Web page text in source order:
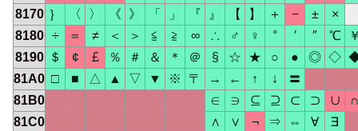
8170 ｝ 〈 〉 《 》 「 」 『 』 【 】 ＋ − ±
×
8180
÷ ＝ ≠ ＜ ＞ ≦ ≧ ∞ ∴ ♂ ♀ ° ′ ″ ℃
8190
＄ ¢ £ ％ ＃ ＆ ＊ ＠ § ☆ ★ ○ ● ◎ ◇
81A0 □ ■ △ ▲ ▽ ▼ ※ 〒 → ← ↑ ↓
〓
81B0
∈ ∋ ⊆ ⊇ ⊂ ⊃ ∪
81C0
∧ ∨ ¬ ⇒ ⇔ ∀
∃